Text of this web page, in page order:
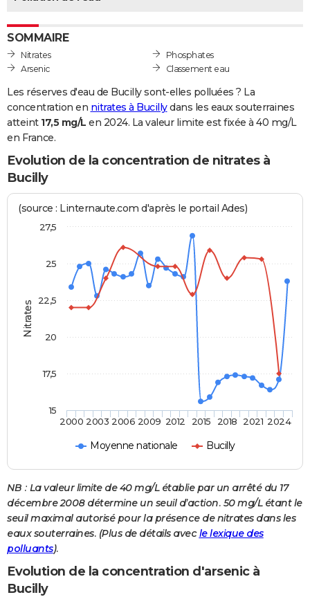
GUIDES D'ACHAT
BONS PLANS
Carte de Noël
Carte Bonne année
Carte Saint-Valentin
Carte Pâques
Carte d'anniversaire
DICTIONNAIRE
Dictionnaire
Biographies
Citations
Expressions
Proverbes
PROGRAMME TV
COPAINS D'AVANT
S'inscrire
Se connecter
Lycées
Collèges
Primaires
Universités
Entreprises
Service militaire
Avis de recherche
AVIS DE DÉCÈS
Bricolage
Television
SOMMAIRE
Nitrates
Arsenic
Phosphates
Classement eau
Les réserves d'eau de Bucilly sont-elles polluées ? La
concentration en nitrates à Bucillydans les eaux souterraines
atteint 17,5 mg/L en 2024. La valeur limite est fixée à 40 mg/L
en France.
Evolution de la concentration de nitrates à
Bucilly
Nitrates
(source : Linternaute.com d'après le portail Ades)
Moyenne nationale Bucilly
2000 2003 2006 2009 2012 2015 2018 2021 2024
15
17,5
20
22,5
25
27,5
NB : La valeur limite de 40 mg/L établie par un arrêté du 17
décembre 2008 détermine un seuil d’action. 50 mg/L étant le
seuil maximal autorisé pour la présence de nitrates dans les
eaux souterraines. (Plus de détails avecle lexique des
polluants).
Evolution de la concentration d'arsenic à
Bucilly